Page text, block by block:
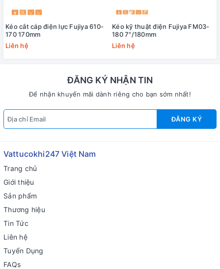
Kéo cắt cáp điện lực Fujiya 610-
170 170mm
Liên hệ
Kéo kỹ thuật điện Fujiya FM03-
180 7"/180mm
Liên hệ
ĐĂNG KÝ NHẬN TIN
Để nhận khuyến mãi dành riêng cho bạn sớm nhất!
ĐĂNG KÝ
Vattucokhi247 Việt Nam
Trang chủ
Giới thiệu
Sản phẩm
Thương hiệu
Tin Tức
Liên hệ
Tuyển Dụng
FAQs